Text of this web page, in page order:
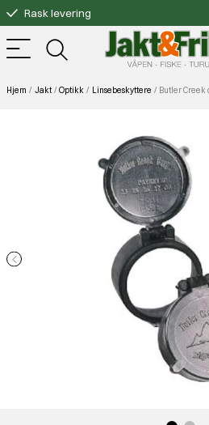
Rask levering
Gratis bytte
Fri frakt over 3000.-
Hjem Jakt Optikk Linsebeskyttere